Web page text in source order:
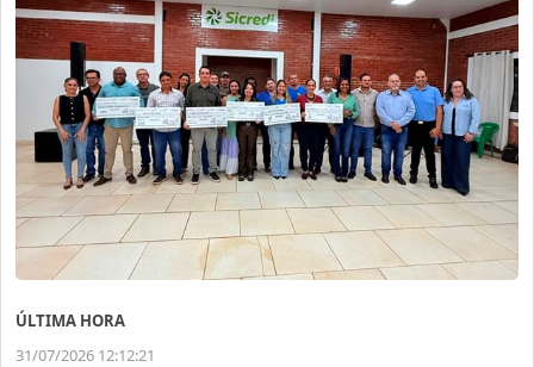
ÚLTIMA HORA
31/07/2026 12:12:21